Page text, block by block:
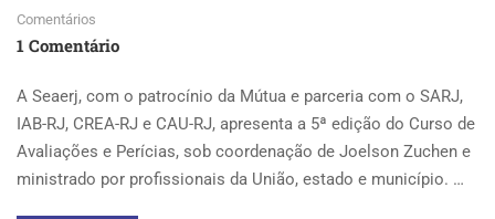
Comentários
1 Comentário
A Seaerj, com o patrocínio da Mútua e parceria com o SARJ,
IAB-RJ, CREA-RJ e CAU-RJ, apresenta a 5ª edição do Curso de
Avaliações e Perícias, sob coordenação de Joelson Zuchen e
ministrado por profissionais da União, estado e município. …